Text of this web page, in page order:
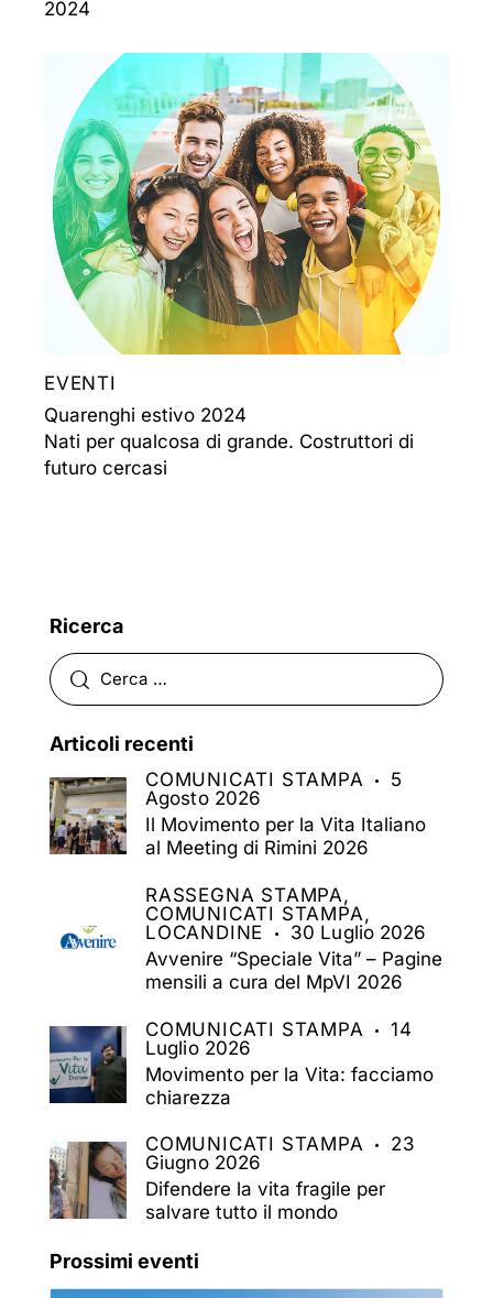
2024
EVENTI
Quarenghi estivo 2024
Nati per qualcosa di grande. Costruttori di
futuro cercasi
Ricerca
Articoli recenti
COMUNICATI STAMPA
5
Agosto 2026
Il Movimento per la Vita Italiano
al Meeting di Rimini 2026
RASSEGNA STAMPA,
COMUNICATI STAMPA,
LOCANDINE
30 Luglio 2026
Avvenire “Speciale Vita” – Pagine
mensili a cura del MpVI 2026
COMUNICATI STAMPA
14
Luglio 2026
Movimento per la Vita: facciamo
chiarezza
COMUNICATI STAMPA
23
Giugno 2026
Difendere la vita fragile per
salvare tutto il mondo
Prossimi eventi